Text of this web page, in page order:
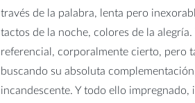
través de la palabra, lenta pero
tactos de la noche, colores de la
referencial, corporalmente cierto, pero
buscando su absoluta
incandescente. Y todo ello